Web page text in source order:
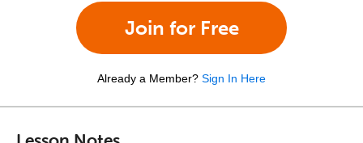
Join for Free
Already a Member? Sign In Here